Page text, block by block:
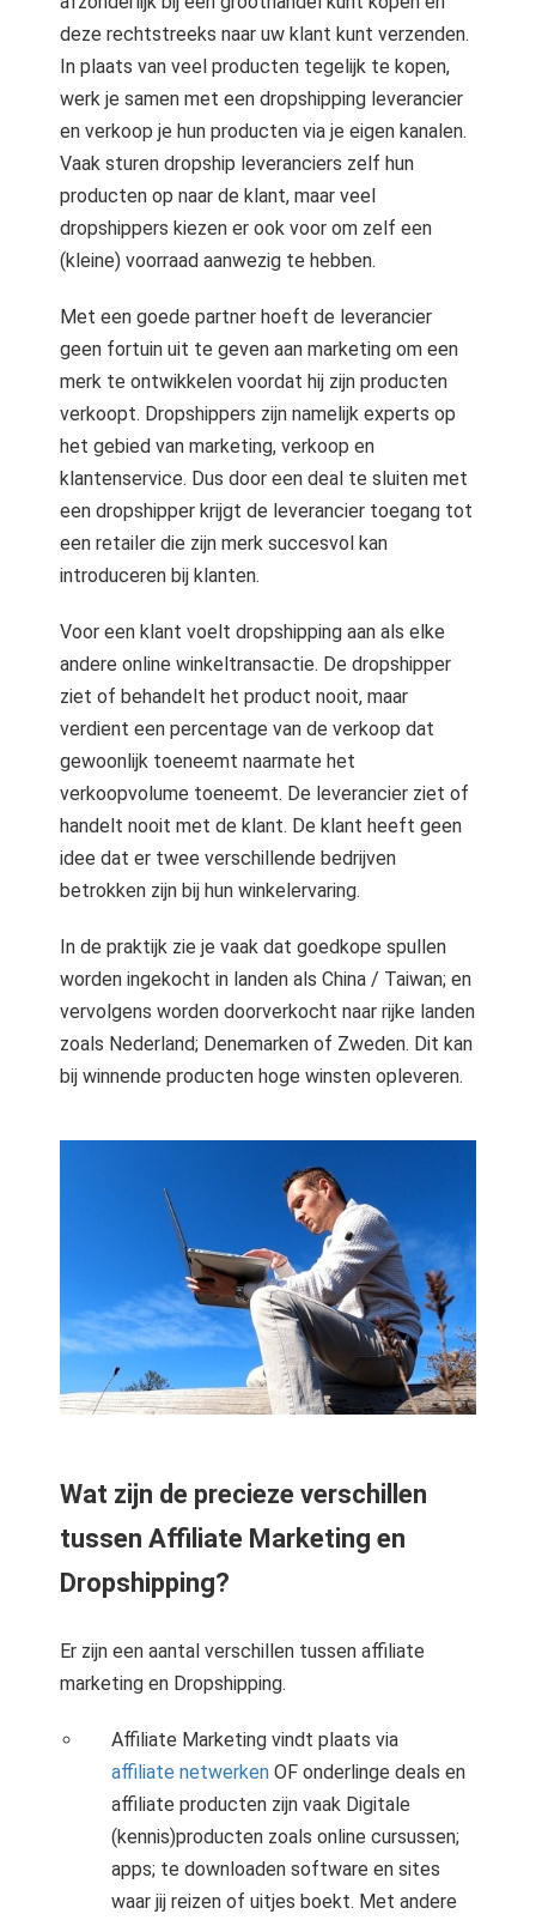
deze rechtstreeks naar uw klant kunt verzenden.
In plaats van veel producten tegelijk te kopen,
werk je samen met een dropshipping leverancier
en verkoop je hun producten via je eigen kanalen.
Vaak sturen dropship leveranciers zelf hun
producten op naar de klant, maar veel
dropshippers kiezen er ook voor om zelf een
(kleine) voorraad aanwezig te hebben.
Met een goede partner hoeft de leverancier
geen fortuin uit te geven aan marketing om een
merk te ontwikkelen voordat hij zijn producten
verkoopt. Dropshippers zijn namelijk experts op
het gebied van marketing, verkoop en
klantenservice. Dus door een deal te sluiten met
een dropshipper krijgt de leverancier toegang tot
een retailer die zijn merk succesvol kan
introduceren bij klanten.
Voor een klant voelt dropshipping aan als elke
andere online winkeltransactie. De dropshipper
ziet of behandelt het product nooit, maar
verdient een percentage van de verkoop dat
gewoonlijk toeneemt naarmate het
verkoopvolume toeneemt. De leverancier ziet of
handelt nooit met de klant. De klant heeft geen
idee dat er twee verschillende bedrijven
betrokken zijn bij hun winkelervaring.
In de praktijk zie je vaak dat goedkope spullen
worden ingekocht in landen als China / Taiwan; en
vervolgens worden doorverkocht naar rijke landen
zoals Nederland; Denemarken of Zweden. Dit kan
bij winnende producten hoge winsten opleveren.
Wat zijn de precieze verschillen
tussen Affiliate Marketing en
Dropshipping?
Er zijn een aantal verschillen tussen affiliate
marketing en Dropshipping.
Affiliate Marketing vindt plaats via
affiliate netwerken OF onderlinge deals en
affiliate producten zijn vaak Digitale
(kennis)producten zoals online cursussen;
apps; te downloaden software en sites
waar jij reizen of uitjes boekt. Met andere